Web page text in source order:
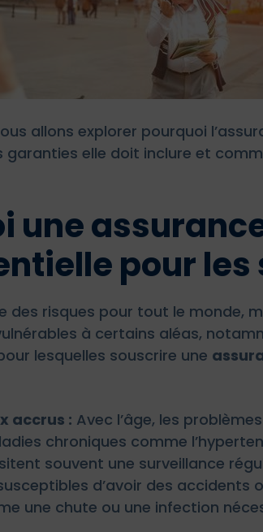
allons explorer pourquoi
garanties elle doit inclure et
une
pour les
des risques pour tout le monde,
à certains aléas,
lesquelles souscrire une
accrus : Avec l’âge, les
chroniques comme
souvent une surveillance
d’avoir des accidents
une chute ou une infection